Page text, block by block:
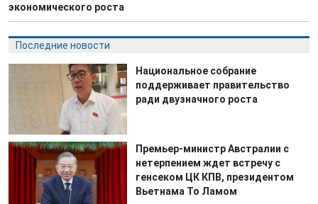
экономического роста
Последние новости
Национальное собрание
поддерживает правительство
ради двузначного роста
Премьер-министр Австралии с
нетерпением ждет встречу с
генсеком ЦК КПВ, президентом
Вьетнама То Ламом